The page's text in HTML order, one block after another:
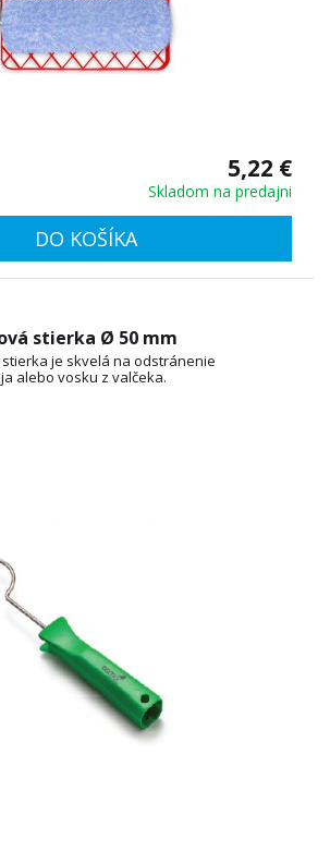
5,22 €
Skladom na predajni
DO KOŠÍKA
stierka Ø 50 mm
stierka je skvelá na odstránenie
alebo vosku z valčeka.